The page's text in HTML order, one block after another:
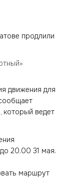
движения для
который ведет
20.00 31 мая.
маршрут